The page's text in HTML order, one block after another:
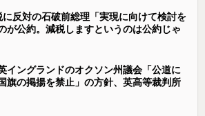
に反対の石破前総理「実現に向けて検討を
が公約。減税しますというのは公約じゃ
イングランドのオクソン州議会「公道に
旗の掲揚を禁止」の方針、英高等裁判所